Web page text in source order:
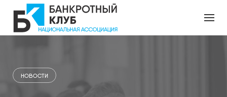
е
НОВОСТИ